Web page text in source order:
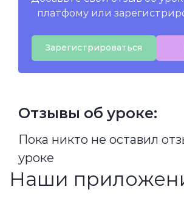
платфому или
Зарегистрироваться
Отзывы об уроке:
Пока никто не оставил
уроке
Наши